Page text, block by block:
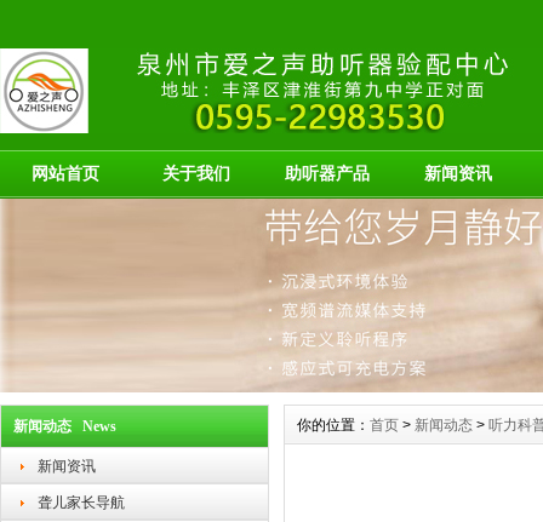
网站首页 关于我们 助听器产品 新闻资讯
新闻动态 News
新闻资讯
聋儿家长导航
你的位置： 首页 > 新闻动态 > 听力科